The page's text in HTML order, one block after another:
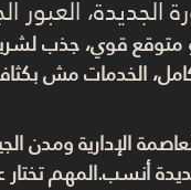
الجديدة،
متوقع قوي، جذب
الخدمات مش
الإدارية ومدن
أنسب.المهم